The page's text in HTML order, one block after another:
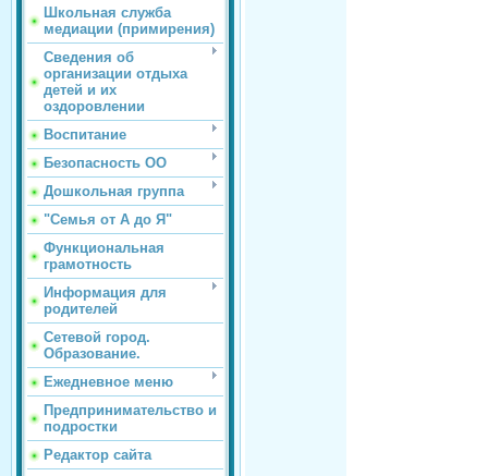
Школьная служба
медиации (примирения)
Сведения об
организации отдыха
детей и их
оздоровлении
Воспитание
Безопасность ОО
Дошкольная группа
"Семья от А до Я"
Функциональная
грамотность
Информация для
родителей
Сетевой город.
Образование.
Ежедневное меню
Предпринимательство и
подростки
Редактор сайта